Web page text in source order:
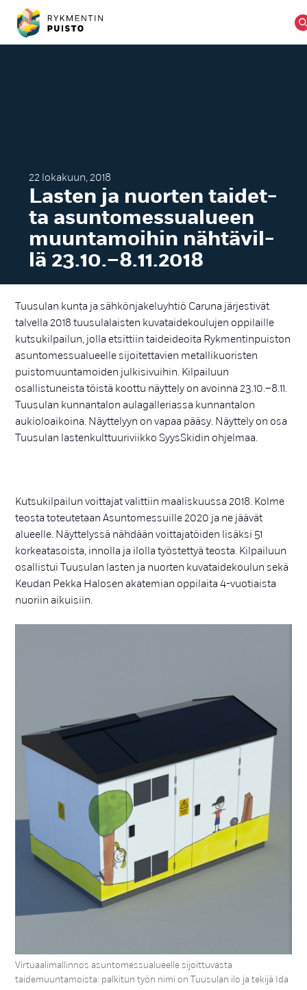
22 lokakuun, 2018
Las­ten ja nuor­ten tai­det­
ta asun­to­mes­sua­lueen
muun­ta­moi­hin näh­tä­vil­
lä 23.10.–8.11.2018
Tuusulan kunta ja sähkönjakeluyhtiö Caruna järjestivät
talvella 2018 tuusulalaisten kuvataidekoulujen oppilaille
kutsukilpailun, jolla etsittiin taideideoita Rykmentinpuiston
asuntomessualueelle sijoitettavien metallikuoristen
puistomuuntamoiden julkisivuihin. Kilpailuun
osallistuneista töistä koottu näyttely on avoinna 23.10.–8.11.
Tuusulan kunnantalon aulagalleriassa kunnantalon
aukioloaikoina. Näyttelyyn on vapaa pääsy. Näyttely on osa
Tuusulan lastenkulttuuriviikko SyysSkidin ohjelmaa.
Kutsukilpailun voittajat valittiin maaliskuussa 2018. Kolme
teosta toteutetaan Asuntomessuille 2020 ja ne jäävät
alueelle. Näyttelyssä nähdään voittajatöiden lisäksi 51
korkeatasoista, innolla ja ilolla työstettyä teosta. Kilpailuun
osallistui Tuusulan lasten ja nuorten kuvataidekoulun sekä
Keudan Pekka Halosen akatemian oppilaita 4-vuotiaista
nuoriin aikuisiin.
Virtuaalimallinnos asuntomessualueelle sijoittuvasta
taidemuuntamoista: palkitun työn nimi on Tuusulan ilo ja tekijä Ida